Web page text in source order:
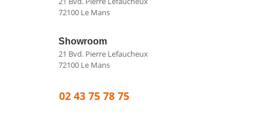
72100 Le Mans
Showroom
21 Bvd. Pierre Lefaucheux
72100 Le Mans
02 43 75 78 75